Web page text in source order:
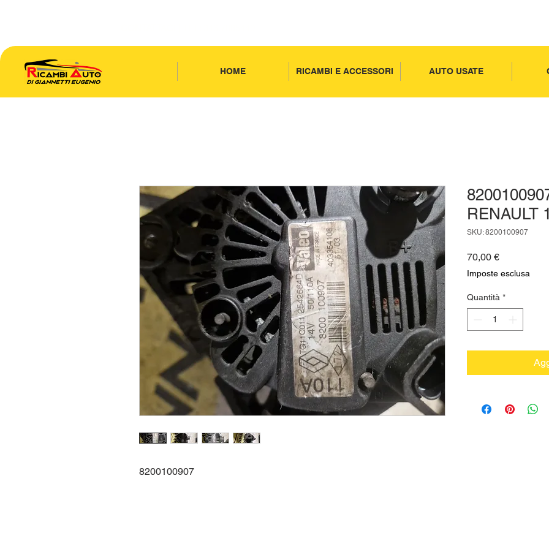
HOME RICAMBI E ACCESSORI AUTO USATE
8200100907
RENAULT
SKU: 8200100907
70,00 €Prezzo
Imposte esclusa
Quantità *